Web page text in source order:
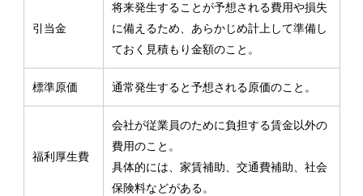
引当金
将来発生することが予想される費用や損失
に備えるため、あらかじめ計上して準備し
ておく見積もり金額のこと。
標準原価 通常発生すると予想される原価のこと。
福利厚生費
会社が従業員のために負担する賃金以外の
費用のこと。
具体的には、家賃補助、交通費補助、社会
保険料などがある。